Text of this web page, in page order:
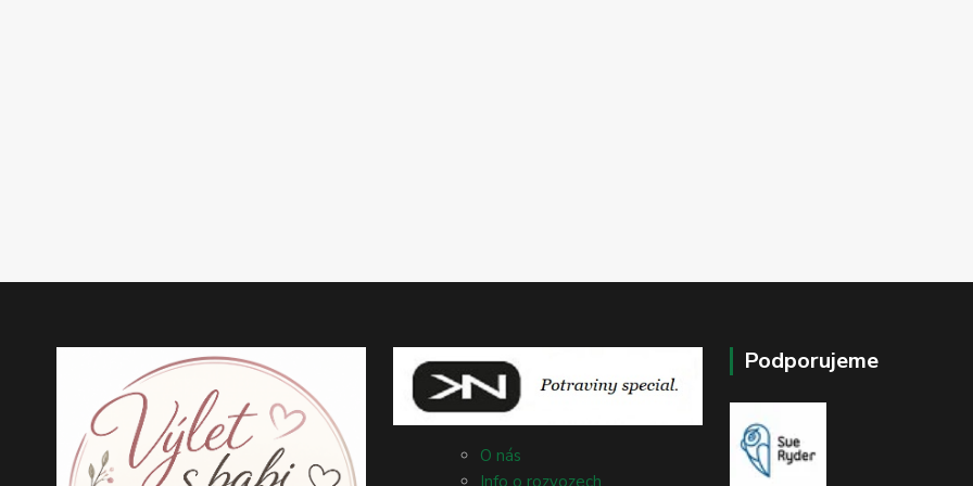
O nás
Info o rozvozech
Podporujeme